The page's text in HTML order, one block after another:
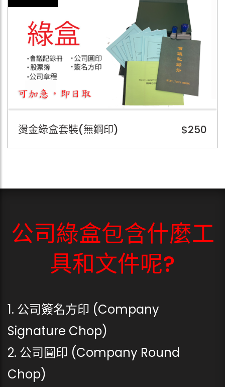
燙金綠盒套裝(無鋼印) $250
公司綠盒包含什麼工
具和文件呢?
1. 公司簽名方印 (Company
Signature Chop)
2. 公司圓印 (Company Round
Chop)